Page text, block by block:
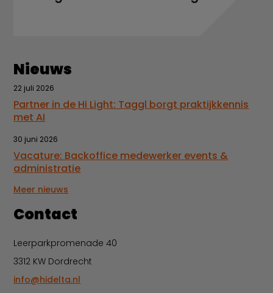
Nieuws
22 juli 2026
Partner in de Hi Light: Taggl borgt praktijkkennis
met AI
30 juni 2026
Vacature: Backoffice medewerker events &
administratie
Meer nieuws
Contact
Leerparkpromenade 40
3312 KW Dordrecht
info@hidelta.nl